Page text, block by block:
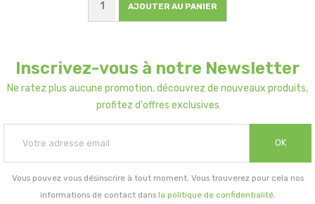
AJOUTER AU PANIER
Inscrivez-vous à notre Newsletter
Ne ratez plus aucune promotion, découvrez de nouveaux produits,
profitez d'offres exclusives
OK
Vous pouvez vous désinscrire à tout moment. Vous trouverez pour cela nos
informations de contact dans la politique de confidentialité.